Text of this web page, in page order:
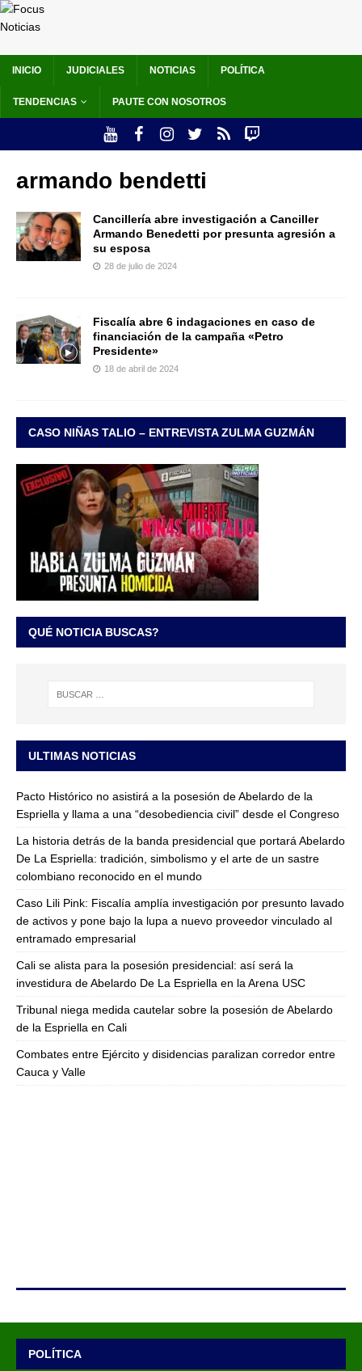
INICIO JUDICIALES NOTICIAS POLÍTICA
TENDENCIAS PAUTE CON NOSOTROS
armando bendetti
Cancillería abre investigación a Canciller
Armando Benedetti por presunta agresión a
su esposa
28 de julio de 2024
Fiscalía abre 6 indagaciones en caso de
financiación de la campaña «Petro
Presidente»
18 de abril de 2024
CASO NIÑAS TALIO – ENTREVISTA ZULMA GUZMÁN
QUÉ NOTICIA BUSCAS?
ULTIMAS NOTICIAS
Pacto Histórico no asistirá a la posesión de Abelardo de la
Espriella y llama a una “desobediencia civil” desde el Congreso
La historia detrás de la banda presidencial que portará Abelardo
De La Espriella: tradición, simbolismo y el arte de un sastre
colombiano reconocido en el mundo
Caso Lili Pink: Fiscalía amplía investigación por presunto lavado
de activos y pone bajo la lupa a nuevo proveedor vinculado al
entramado empresarial
Cali se alista para la posesión presidencial: así será la
investidura de Abelardo De La Espriella en la Arena USC
Tribunal niega medida cautelar sobre la posesión de Abelardo
de la Espriella en Cali
Combates entre Ejército y disidencias paralizan corredor entre
Cauca y Valle
POLÍTICA